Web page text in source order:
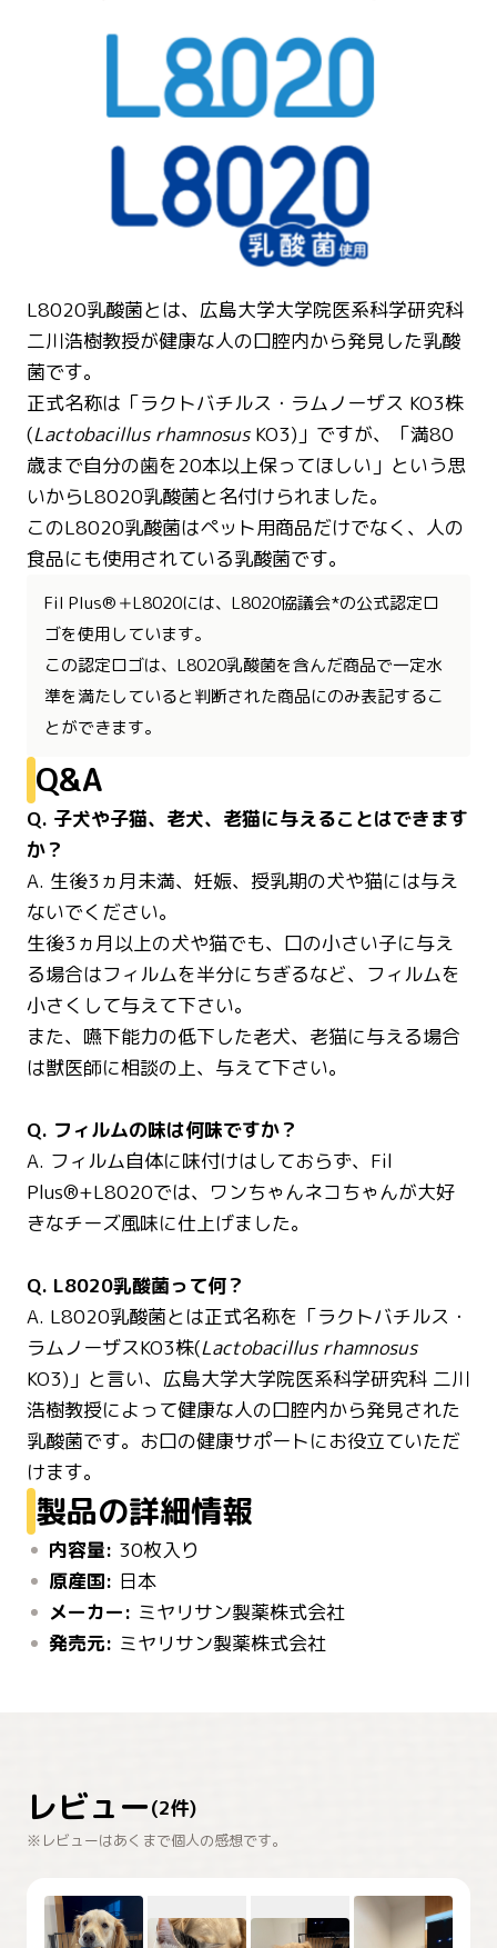
L8020乳酸菌とは、広島大学大学院医系科学研究科
二川浩樹教授が健康な人の口腔内から発見した乳酸
菌です。
正式名称は「ラクトバチルス・ラムノーザス KO3株
(Lactobacillus rhamnosus KO3)」ですが、「満80
歳まで自分の歯を20本以上保ってほしい」という思
いからL8020乳酸菌と名付けられました。
このL8020乳酸菌はペット用商品だけでなく、人の
食品にも使用されている乳酸菌です。
Fil Plus®＋L8020には、L8020協議会*の公式認定ロ
ゴを使用しています。
この認定ロゴは、L8020乳酸菌を含んだ商品で一定水
準を満たしていると判断された商品にのみ表記するこ
とができます。
Q&A
Q. 子犬や子猫、老犬、老猫に与えることはできます
か？
A. 生後3ヵ月未満、妊娠、授乳期の犬や猫には与え
ないでください。
生後3ヵ月以上の犬や猫でも、口の小さい子に与え
る場合はフィルムを半分にちぎるなど、フィルムを
小さくして与えて下さい。
また、嚥下能力の低下した老犬、老猫に与える場合
は獣医師に相談の上、与えて下さい。
Q. フィルムの味は何味ですか？
A. フィルム自体に味付けはしておらず、Fil
Plus®️+L8020では、ワンちゃんネコちゃんが大好
きなチーズ風味に仕上げました。
Q. L8020乳酸菌って何？
A. L8020乳酸菌とは正式名称を「ラクトバチルス・
ラムノーザスKO3株(Lactobacillus rhamnosus
KO3)」と言い、広島大学大学院医系科学研究科 二川
浩樹教授によって健康な人の口腔内から発見された
乳酸菌です。お口の健康サポートにお役立ていただ
けます。
製品の詳細情報
内容量: 30枚入り
原産国: 日本
メーカー: ミヤリサン製薬株式会社
発売元: ミヤリサン製薬株式会社
レビュー(2件)
※レビューはあくまで個人の感想です。